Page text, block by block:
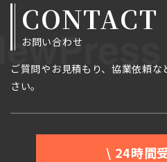
CONTACT
お問い合わせ
ご質問やお見積もり、協業依頼
さい。
\ 24時間